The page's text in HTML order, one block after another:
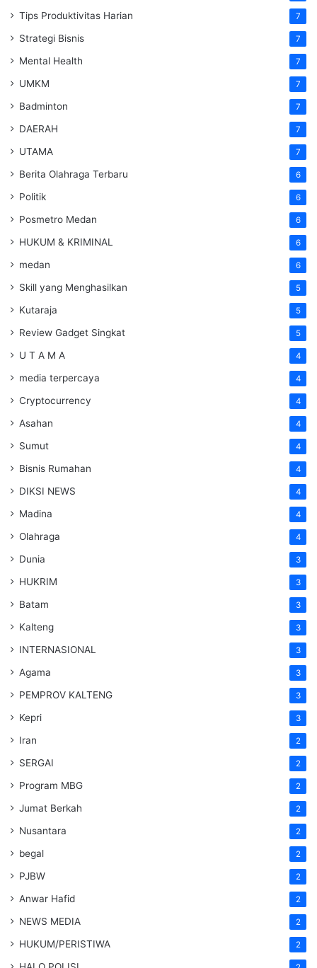
Tips Produktivitas Harian 7
Strategi Bisnis 7
Mental Health 7
UMKM 7
Badminton 7
DAERAH 7
UTAMA 7
Berita Olahraga Terbaru 6
Politik 6
Posmetro Medan 6
HUKUM & KRIMINAL 6
medan 6
Skill yang Menghasilkan 5
Kutaraja 5
Review Gadget Singkat 5
U T A M A 4
media terpercaya 4
Cryptocurrency 4
Asahan 4
Sumut 4
Bisnis Rumahan 4
DIKSI NEWS 4
Madina 4
Olahraga 4
Dunia 3
HUKRIM 3
Batam 3
Kalteng 3
INTERNASIONAL 3
Agama 3
PEMPROV KALTENG 3
Kepri 3
Iran 2
SERGAI 2
Program MBG 2
Jumat Berkah 2
Nusantara 2
begal 2
PJBW 2
Anwar Hafid 2
NEWS MEDIA 2
HUKUM/PERISTIWA 2